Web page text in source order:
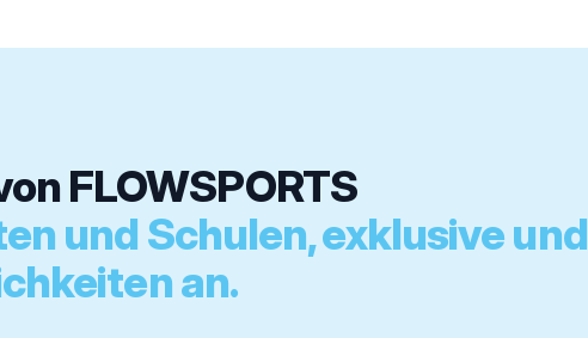
FLOWSPORTS
und Schulen, exklusive und
an.